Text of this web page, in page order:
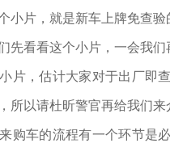
小片，就是新车上牌免查
先看看这个小片，一会我们
片，估计大家对于出厂即
所以请杜昕警官再给我们来
购车的流程有一个环节是